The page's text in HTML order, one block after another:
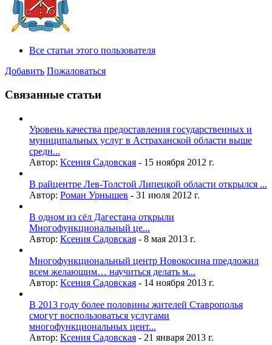
Все статьи этого пользователя
Добавить Пожаловаться
Связанные статьи
Уровень качества предоставления государственных и
муниципальных услуг в Астраханской области выше
средн...
Автор: Ксения Садовская - 15 ноября 2012 г.
В райцентре Лев-Толстой Липецкой области открылся ...
Автор: Роман Урнышев - 31 июля 2012 г.
В одном из сёл Дагестана открыли
Многофункциональный це...
Автор: Ксения Садовская - 8 мая 2013 г.
Многофункциональный центр Новокосина предложил
всем желающим… научиться делать м...
Автор: Ксения Садовская - 14 ноября 2013 г.
В 2013 году более половины жителей Ставрополья
смогут воспользоваться услугами
многофункциональных цент...
Автор: Ксения Садовская - 21 января 2013 г.